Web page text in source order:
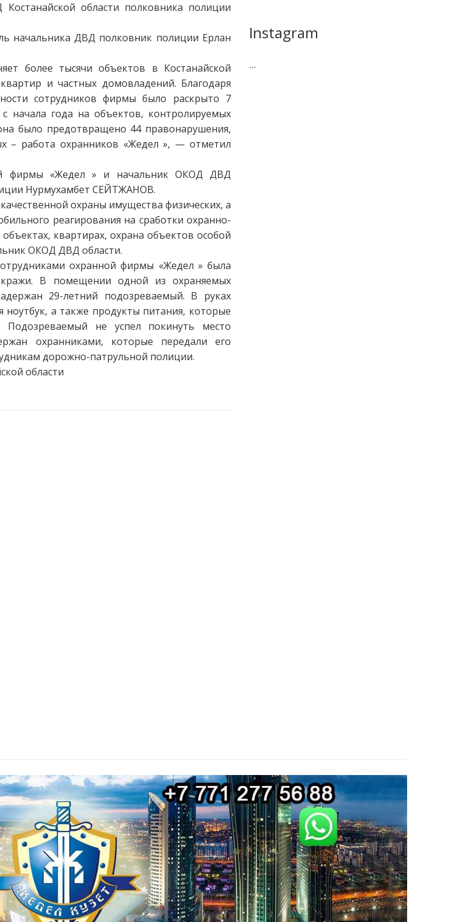
области полковника полиции
начальника ДВД полковник полиции Ерлан
более тысячи объектов в Костанайской
и частных домовладений. Благодаря
сотрудников фирмы было раскрыто 7
начала года на объектов, контролируемых
было предотвращено 44 правонарушения,
– работа охранников «Жедел », — отметил
фирмы «Жедел » и начальник ОКОД ДВД
Нурмухамбет СЕЙТЖАНОВ.
охраны имущества физических, а
реагирования на сработки охранно-
квартирах, охрана объектов особой
ОКОД ДВД области.
охранной фирмы «Жедел » была
В помещении одной из охраняемых
29-летний подозреваемый. В руках
ноутбук, а также продукты питания, которые
Подозреваемый не успел покинуть место
охранниками, которые передали его
дорожно-патрульной полиции.
области
Instagram
…